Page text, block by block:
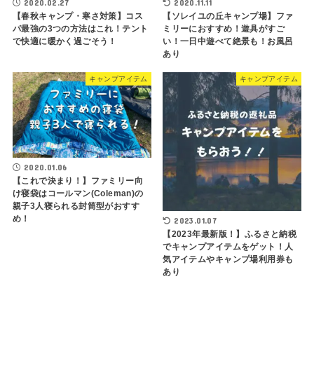
2020.02.27
【春秋キャンプ・寒さ対策】コス
パ最強の3つの方法はこれ！テント
で快適に暖かく過ごそう！
2020.11.11
【ソレイユの丘キャンプ場】ファ
ミリーにおすすめ！遊具がすご
い！一日中遊べて絶景も！お風呂
あり
キャンプアイテム
2020.01.06
【これで決まり！】ファミリー向
け寝袋はコールマン(Coleman)の
親子3人寝られる封筒型がおすす
め！
キャンプアイテム
2023.01.07
【2023年最新版！】ふるさと納税
でキャンプアイテムをゲット！人
気アイテムやキャンプ場利用券も
あり